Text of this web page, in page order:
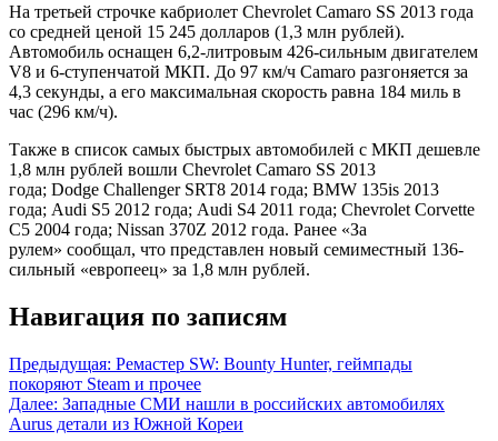
На третьей строчке кабриолет Chevrolet Camaro SS 2013 года
со средней ценой 15 245 долларов (1,3 млн рублей).
Автомобиль оснащен 6,2-литровым 426-сильным двигателем
V8 и 6-ступенчатой МКП. До 97 км/ч Camaro разгоняется за
4,3 секунды, а его максимальная скорость равна 184 миль в
час (296 км/ч).
Также в список самых быстрых автомобилей с МКП дешевле
1,8 млн рублей вошли Chevrolet Camaro SS 2013
года; Dodge Challenger SRT8 2014 года; BMW 135is 2013
года; Audi S5 2012 года; Audi S4 2011 года; Chevrolet Corvette
C5 2004 года; Nissan 370Z 2012 года. Ранее «За
рулем» сообщал, что представлен новый семиместный 136-
сильный «европеец» за 1,8 млн рублей.
Навигация по записям
Предыдущая: Ремастер SW: Bounty Hunter, геймпады
покоряют Steam и прочее
Далее: Западные СМИ нашли в российских автомобилях
Aurus детали из Южной Кореи